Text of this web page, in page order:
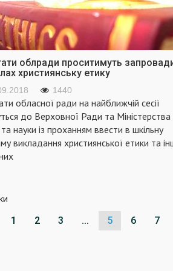
облради проситимуть
християнську етику
1440
обласної ради на найближчій сесії
до Верховної Ради та Міністерства
та науки із проханням ввести в шкільну
викладання християнської етики та
1 2 3 ... 5 6 7